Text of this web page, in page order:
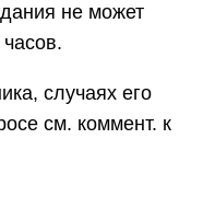
не может
случаях его
см. коммент. к